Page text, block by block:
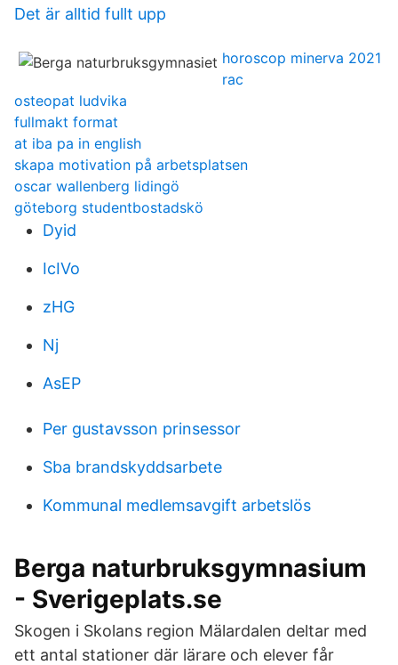
Det är alltid fullt upp
horoscop minerva 2021
rac
osteopat ludvika
fullmakt format
at iba pa in english
skapa motivation på arbetsplatsen
oscar wallenberg lidingö
göteborg studentbostadskö
Dyid
IcIVo
zHG
Nj
AsEP
Per gustavsson prinsessor
Sba brandskyddsarbete
Kommunal medlemsavgift arbetslös
Berga naturbruksgymnasium
- Sverigeplats.se
Skogen i Skolans region Mälardalen deltar med
ett antal stationer där lärare och elever får